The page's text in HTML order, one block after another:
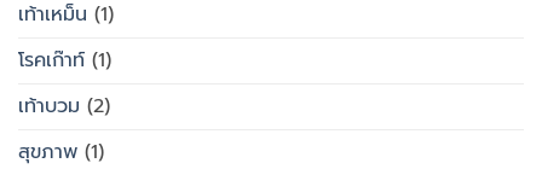
เท้าเหม็น (1)
โรคเก๊าท์ (1)
เท้าบวม (2)
สุขภาพ (1)